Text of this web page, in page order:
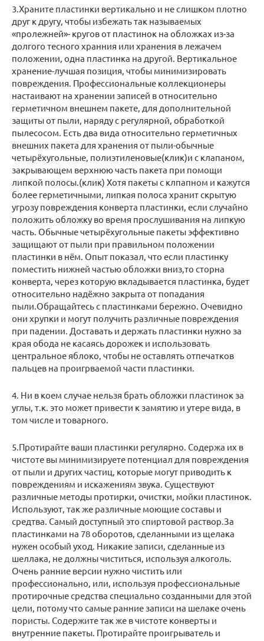
3.Храните пластинки вертикально и не слишком плотно
друг к другу, чтобы избежать так называемых
«пролежней»- кругов от пластинок на обложках из-за
долгого тесного хранния или хранения в лежачем
положении, одна пластинка на другой. Вертикальное
хранение-лучшая позиция, чтобы минимизировать
повреждения. Профессиональные коллекционеры
настаивают на хранении записей в относительно
герметичном внешнем пакете, для дополнительной
защиты от пыли, наряду с регулярной, обработкой
пылесосом. Есть два вида относительно герметичных
внешних пакета для хранения от пыли-обычные
четырёхугольные, полиэтиленовые(клик)и с клапаном,
закрывающем верхнюю часть пакета при помощи
липкой полосы.(клик) Хотя пакеты с клпапном и кажутся
более герметичными, липкая полоса хранит скрытую
угрозу повреждения конверта пластинки, если случайно
положить обложку во время прослушивания на липкую
часть. Обычные четырёхугольные пакеты эффективно
защищают от пыли при правильном положении
пластинки в нём. Опыт показал, что если пластинку
поместить нижней частью обложки вниз,то сторна
конверта, через которую вкладывается пластинка, будет
относительно надёжно закрыта от попадания
пыли.Обращайтесь с пластинками бережно. Очевидно
они хрупки и могут получить различные повреждения
при падении. Доставать и держать пластинки нужно за
края обода не касаясь дорожек и использовать
центральное яблоко, чтобы не оставлять отпечатков
пальцев на проигрваемой части пластинки.
4. Ни в коем случае нельзя брать обложки пластинок за
углы, т.к. это может привести к замятию и утере вида, в
том числе и товарного.
5.Протирайте ваши пластинки регулярно. Содержа их в
чистоте вы минимизируете потенциал для повреждения
от пыли и других частиц, которые могут приводить к
повреждениям и искажениям звука. Существуют
различные методы протирки, очистки, мойки пластинок.
Используют, так же различные моющие составы и
средтва. Самый доступный это спиртовой раствор.За
пластинками на 78 оборотов, сделанными из щелака
нужен особый уход. Никакие записи, сделанные из
шеллака, не должны чиститься, используя алкоголь.
Очень ранние версии нужно чистить или
профессионально, или, используя профессиональные
протирочные средства специально созданными для этой
цели, потому что самые ранние записи на шелаке очень
пористы. Содержите так же в чистоте конверты и
внутренние пакеты. Протирайте проигрыватель и